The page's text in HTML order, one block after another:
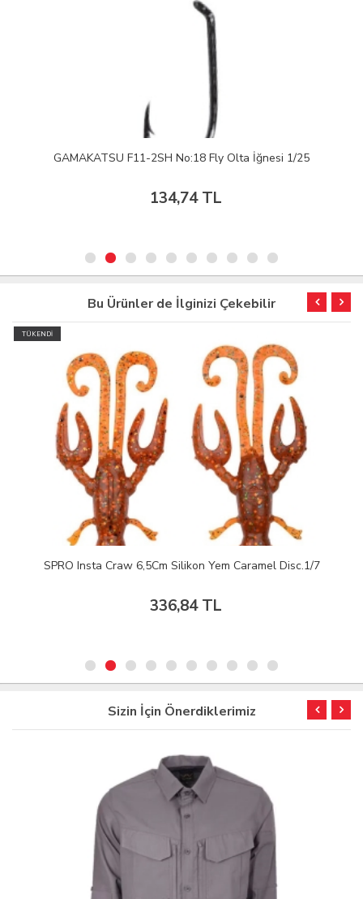
GAMAKATSU F11-2SH No:18 Fly Olta İğnesi 1/25
134,74 TL
Bu Ürünler de İlginizi Çekebilir
TÜKENDİ
SPRO Insta Craw 6,5Cm Silikon Yem Caramel Disc.1/7
336,84 TL
Sizin İçin Önerdiklerimiz